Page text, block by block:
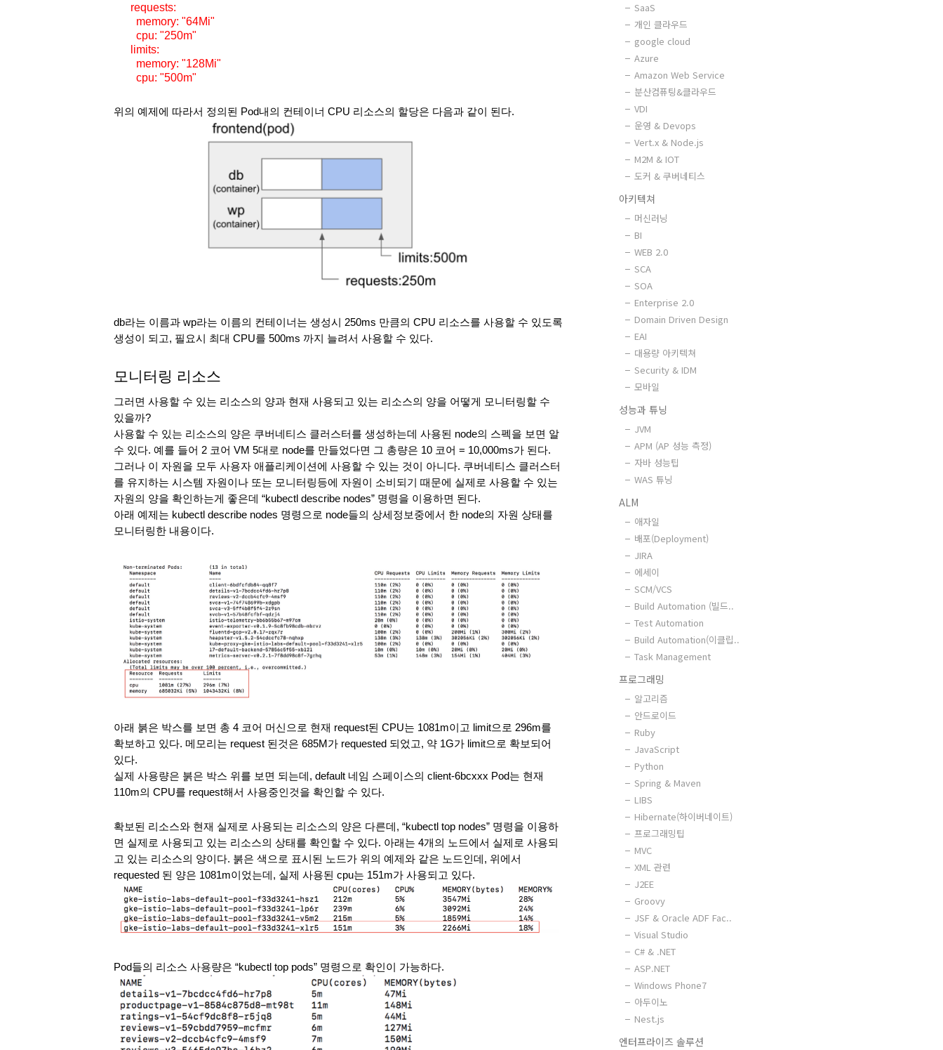
requests:
memory: "64Mi"
cpu: "250m"
limits:
memory: "128Mi"
cpu: "500m"
위의 예제에 따라서 정의된 Pod내의 컨테이너 CPU 리소스의 할당은 다음과 같이 된다.
db라는 이름과 wp라는 이름의 컨테이너는 생성시 250ms 만큼의 CPU 리소스를 사용할 수 있도록
생성이 되고, 필요시 최대 CPU를 500ms 까지 늘려서 사용할 수 있다.
모니터링 리소스
그러면 사용할 수 있는 리소스의 양과 현재 사용되고 있는 리소스의 양을 어떻게 모니터링할 수
있을까?
사용할 수 있는 리소스의 양은 쿠버네티스 클러스터를 생성하는데 사용된 node의 스펙을 보면 알
수 있다. 예를 들어 2 코어 VM 5대로 node를 만들었다면 그 총량은 10 코어 = 10,000ms가 된다.
그러나 이 자원을 모두 사용자 애플리케이션에 사용할 수 있는 것이 아니다. 쿠버네티스 클러스터
를 유지하는 시스템 자원이나 또는 모니터링등에 자원이 소비되기 때문에 실제로 사용할 수 있는
자원의 양을 확인하는게 좋은데 “kubectl describe nodes” 명령을 이용하면 된다.
아래 예제는 kubectl describe nodes 명령으로 node들의 상세정보중에서 한 node의 자원 상태를
모니터링한 내용이다.
아래 붉은 박스를 보면 총 4 코어 머신으로 현재 request된 CPU는 1081m이고 limit으로 296m를
확보하고 있다. 메모리는 request 된것은 685M가 requested 되었고, 약 1G가 limit으로 확보되어
있다.
실제 사용량은 붉은 박스 위를 보면 되는데, default 네임 스페이스의 client-6bcxxx Pod는 현재
110m의 CPU를 request해서 사용중인것을 확인할 수 있다.
확보된 리소스와 현재 실제로 사용되는 리소스의 양은 다른데, “kubectl top nodes” 명령을 이용하
면 실제로 사용되고 있는 리소스의 상태를 확인할 수 있다. 아래는 4개의 노드에서 실제로 사용되
고 있는 리소스의 양이다. 붉은 색으로 표시된 노드가 위의 예제와 같은 노드인데, 위에서
requested 된 양은 1081m이었는데, 실제 사용된 cpu는 151m가 사용되고 있다.
Pod들의 리소스 사용량은 “kubectl top pods” 명령으로 확인이 가능하다.
SaaS
개인 클라우드
google cloud
Azure
Amazon Web Service
분산컴퓨팅&클라우드
VDI
운영 & Devops
Vert.x & Node.js
M2M & IOT
도커 & 쿠버네티스
아키텍쳐
머신러닝
BI
WEB 2.0
SCA
SOA
Enterprise 2.0
Domain Driven Design
EAI
대용량 아키텍쳐
Security & IDM
모바일
성능과 튜닝
JVM
APM (AP 성능 측정)
자바 성능팁
WAS 튜닝
ALM
애자일
배포(Deployment)
JIRA
에세이
SCM/VCS
Build Automation (빌드..
Test Automation
Build Automation(이클립..
Task Management
프로그래밍
알고리즘
안드로이드
Ruby
JavaScript
Python
Spring & Maven
LIBS
Hibernate(하이버네이트)
프로그래밍팁
MVC
XML 관련
J2EE
Groovy
JSF & Oracle ADF Fac..
Visual Studio
C# & .NET
ASP.NET
Windows Phone7
아두이노
Nest.js
엔터프라이즈 솔루션